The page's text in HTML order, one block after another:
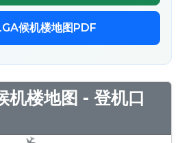
候机楼地图PDF
机楼地图 - 登机口